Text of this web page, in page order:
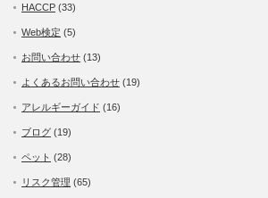
HACCP (33)
Web検定 (5)
お問い合わせ (13)
よくあるお問い合わせ (19)
アレルギーガイド (16)
ブログ (19)
ペット (28)
リスク管理 (65)